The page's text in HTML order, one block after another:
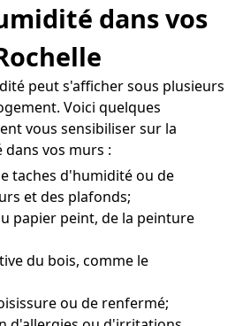
dans vos
peut s'afficher sous plusieurs
Voici quelques
vous sensibiliser sur la
vos murs :
taches d'humidité ou de
et des plafonds;
papier peint, de la peinture
du bois, comme le
ou de renfermé;